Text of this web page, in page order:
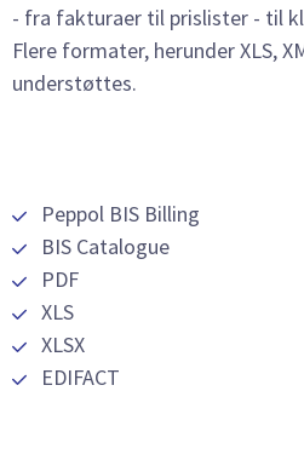
- fra fakturaer til prislister - til
Flere formater, herunder XLS,
understøttes.
Peppol BIS Billing
BIS Catalogue
PDF
XLS
XLSX
EDIFACT